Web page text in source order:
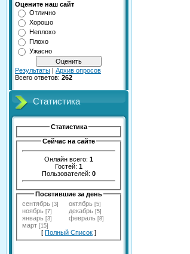
Оцените наш сайт
Отлично
Хорошо
Неплохо
Плохо
Ужасно
Результаты | Архив опросов
Всего ответов: 262
Статистика
Статистика
Сейчас на сайте
Онлайн всего: 1
Гостей: 1
Пользователей: 0
Посетившие за день
сентябрь [3] октябрь [5]
ноябрь [7] декабрь [5]
январь [3] февраль [8]
март [15]
[ Полный Список ]